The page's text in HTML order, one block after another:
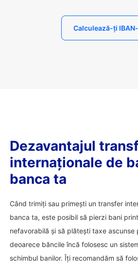
Calculează-ți
Dezavantajul
internaționale de
banca ta
Când trimiți sau primești un transfer
banca ta, este posibil să pierzi bani
nefavorabilă și să plătești taxe ascunse
deoarece băncile încă folosesc un
schimbul banilor. Îți recomandăm să